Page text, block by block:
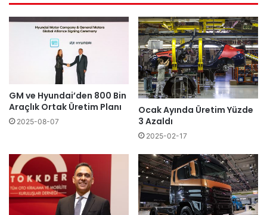
GM ve Hyundai’den 800 Bin
Araçlık Ortak Üretim Planı
2025-08-07
Ocak Ayında Üretim Yüzde
3 Azaldı
2025-02-17